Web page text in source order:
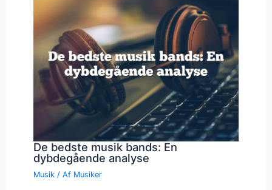
De bedste musik bands: En
dybdegående analyse
Musik / Af Musiker